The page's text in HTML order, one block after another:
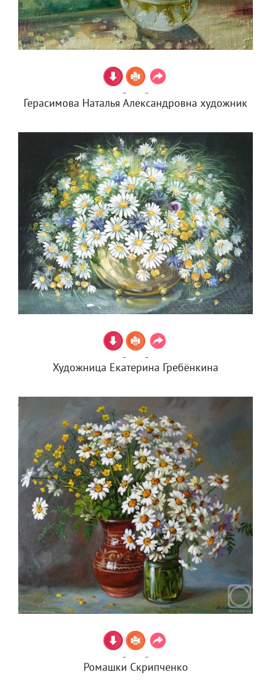
Герасимова Наталья Александровна художник
Художница Екатерина Гребёнкина
Ромашки Скрипченко